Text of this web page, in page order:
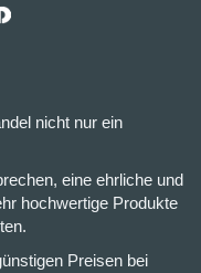
nicht nur ein
eine ehrliche und
hochwertige Produkte
Preisen bei